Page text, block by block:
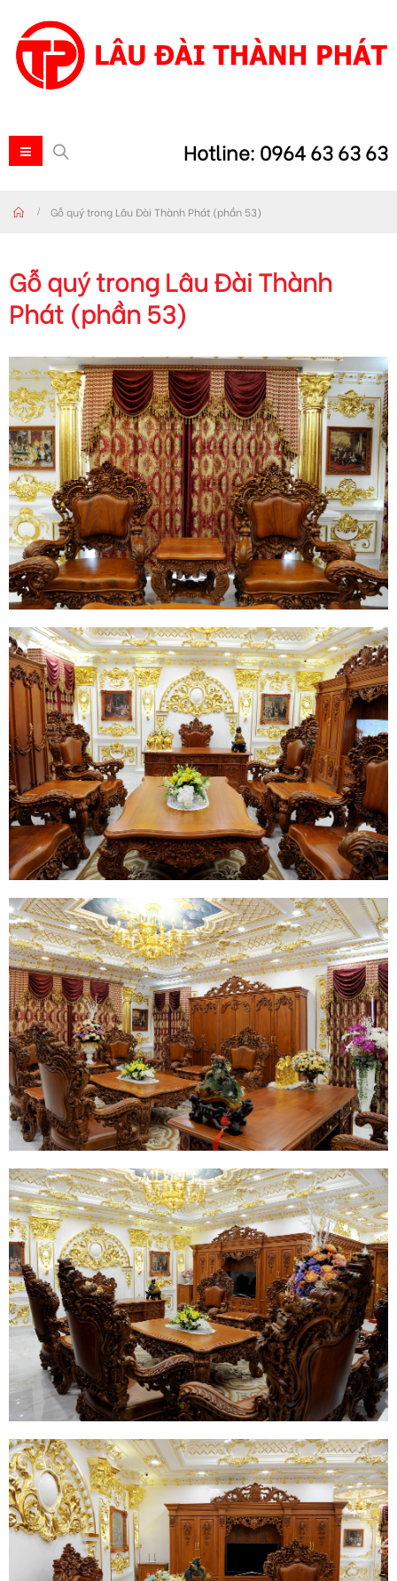
Hotline: 0964 63 63 63
Gỗ quý trong Lâu Đài Thành Phát (phần 53)
Gỗ quý trong Lâu Đài Thành
Phát (phần 53)